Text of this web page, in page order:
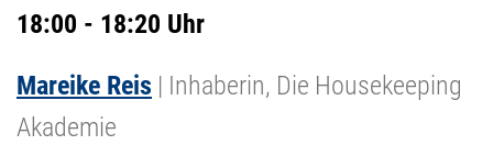
18:00 - 18:20 Uhr
Mareike Reis | Inhaberin, Die Housekeeping
Akademie